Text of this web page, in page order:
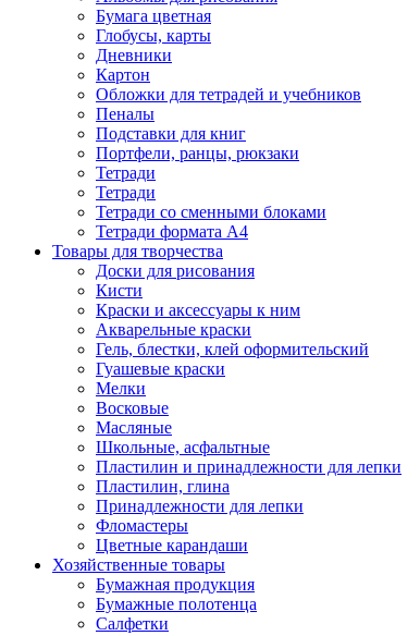
Бумага цветная
Глобусы, карты
Дневники
Картон
Обложки для тетрадей и учебников
Пеналы
Подставки для книг
Портфели, ранцы, рюкзаки
Тетради
Тетради
Тетради со сменными блоками
Тетради формата А4
Товары для творчества
Доски для рисования
Кисти
Краски и аксессуары к ним
Акварельные краски
Гель, блестки, клей оформительский
Гуашевые краски
Мелки
Восковые
Масляные
Школьные, асфальтные
Пластилин и принадлежности для лепки
Пластилин, глина
Принадлежности для лепки
Фломастеры
Цветные карандаши
Хозяйственные товары
Бумажная продукция
Бумажные полотенца
Салфетки